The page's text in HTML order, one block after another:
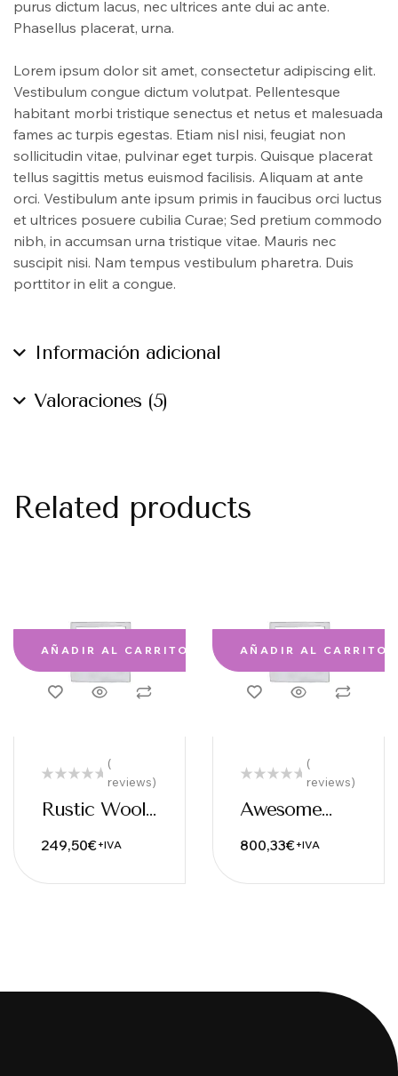
purus dictum lacus, nec ultrices ante dui ac ante.
Phasellus placerat, urna.
Lorem ipsum dolor sit amet, consectetur adipiscing elit.
Vestibulum congue dictum volutpat. Pellentesque
habitant morbi tristique senectus et netus et malesuada
fames ac turpis egestas. Etiam nisl nisi, feugiat non
sollicitudin vitae, pulvinar eget turpis. Quisque placerat
tellus sagittis metus euismod facilisis. Aliquam at ante
orci. Vestibulum ante ipsum primis in faucibus orci luctus
et ultrices posuere cubilia Curae; Sed pretium commodo
nibh, in accumsan urna tristique vitae. Mauris nec
suscipit nisi. Nam tempus vestibulum pharetra. Duis
porttitor in elit a congue.
Información adicional
Valoraciones (5)
Related products
AÑADIR AL CARRITO
(
reviews)
Rustic Wool
249,50€+IVA
AÑADIR AL CARRITO
(
reviews)
Awesome
Bench
800,33€+IVA